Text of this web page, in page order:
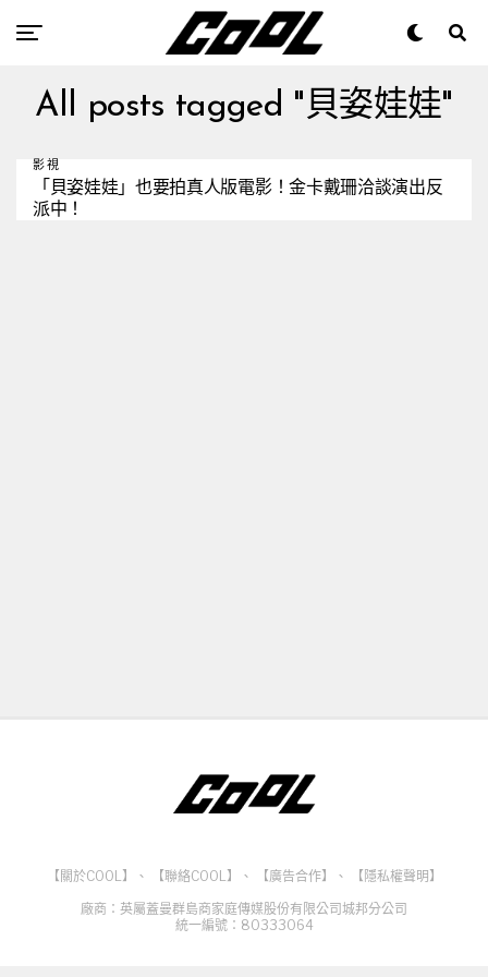
All posts tagged "貝姿娃娃"
影視
「貝姿娃娃」也要拍真人版電影！金卡戴珊洽談演出反
派中！
【關於COOL】 、 【聯絡COOL】 、 【廣告合作】 、
【隱私權聲明】
廠商：英屬蓋曼群島商家庭傳媒股份有限公司城邦分公司
統一編號：80333064